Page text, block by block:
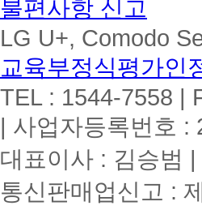
불편사항 신고
LG U+, Comodo
교육부정식평가인
TEL : 1544-7558 |
| 사업자등록번호 :
대표이사 : 김승범
통신판매업신고 :